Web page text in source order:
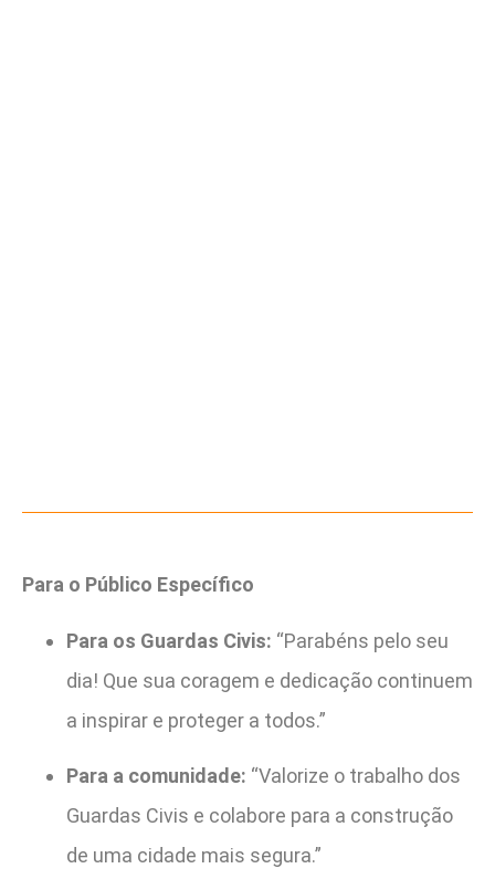
Para o Público Específico
Para os Guardas Civis: “Parabéns pelo seu
dia! Que sua coragem e dedicação continuem
a inspirar e proteger a todos.”
Para a comunidade: “Valorize o trabalho dos
Guardas Civis e colabore para a construção
de uma cidade mais segura.”